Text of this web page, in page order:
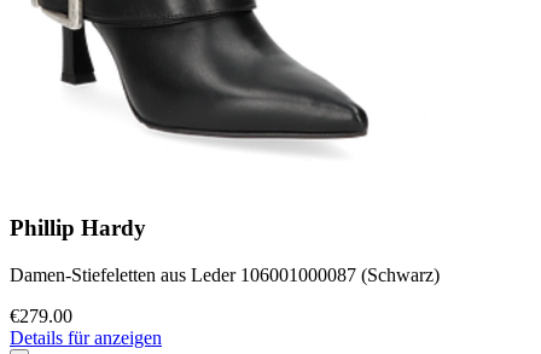
Phillip Hardy
Damen-Stiefeletten aus Leder 106001000087 (Schwarz)
€279.00
Details für anzeigen